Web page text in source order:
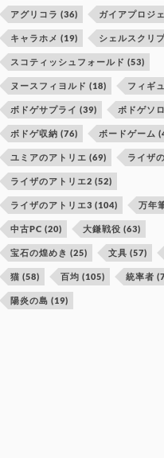
アグリコラ (36) ガイアプロジ
キャラホメ (19) シェルスクリ
スコティッシュフォールド (53)
ヌースフィヨルド (18) フィギ
ボドゲサプライ (39) ボドゲソロ
ボドゲ収納 (76) ボードゲーム
ユミアのアトリエ (69) ライザ
ライザのアトリエ2 (52)
ライザのアトリエ3 (104) 万年
中古PC (20) 大鎌戦役 (63)
宝石の煌めき (25) 文具 (57)
猫 (58) 百均 (105) 統率者
陽炎の島 (19)